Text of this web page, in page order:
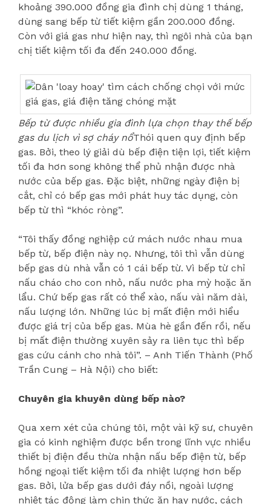
khoảng 390.000 đồng gia đình chị dùng 1 tháng,
dùng sang bếp từ tiết kiệm gần 200.000 đồng.
Còn với giá gas như hiện nay, thì ngôi nhà của bạn
chị tiết kiệm tối đa đến 240.000 đồng.
Bếp từ được nhiều gia đình lựa chọn thay thế bếp
gas du lịch vì sợ cháy nổThói quen quy định bếp
gas. Bởi, theo lý giải dù bếp điện tiện lợi, tiết kiệm
tối đa hơn song không thể phủ nhận được nhà
nước của bếp gas. Đặc biệt, những ngày điện bị
cắt, chỉ có bếp gas mới phát huy tác dụng, còn
bếp từ thì “khóc ròng”.
“Tôi thấy đồng nghiệp cứ mách nước nhau mua
bếp từ, bếp điện này nọ. Nhưng, tôi thì vẫn dùng
bếp gas dù nhà vẫn có 1 cái bếp từ. Vì bếp từ chỉ
nấu cháo cho con nhỏ, nấu nước pha mỳ hoặc ăn
lẩu. Chứ bếp gas rất có thể xào, nấu vài năm dài,
nấu lượng lớn. Những lúc bị mất điện mới hiểu
được giá trị của bếp gas. Mùa hè gần đến rồi, nếu
bị mất điện thường xuyên sảy ra liên tục thì bếp
gas cứu cánh cho nhà tôi”. – Anh Tiến Thành (Phố
Trần Cung – Hà Nội) cho biết:
Chuyên gia khuyên dùng bếp nào?
Qua xem xét của chúng tôi, một vài kỹ sư, chuyên
gia có kinh nghiệm được bền trong lĩnh vực nhiều
thiết bị điện đều thừa nhận nấu bếp điện từ, bếp
hồng ngoại tiết kiệm tối đa nhiệt lượng hơn bếp
gas. Bởi, lửa bếp gas dưới đáy nồi, ngoài lượng
nhiệt tác động làm chin thức ăn hay nước, cách